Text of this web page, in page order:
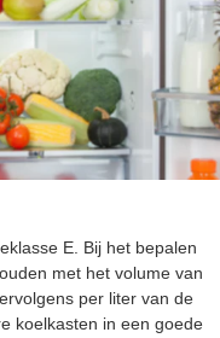
E. Bij het bepalen
met het volume van
per liter van de
koelkasten in een goede